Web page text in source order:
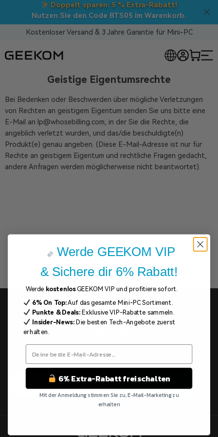
Doppelt sparen: 5 % Extra-Rabatt!
Nutzen Sie den Code BTS05 im Warenkorb.
Kostenloser Versand & 3 Jahre Garantie für Mini-PC
Geistige Eigentumsrechte
Bei Bedenken oder Beschwerden über mögliche Verletzungen
von Rechten an geistigem Eigentum senden Sie uns bitte eine
E-Mail an lp@whosebilling.com, in der Sie die Rechte, die
angeblich verletzt wurden, und das/die beschuldigte(n)
Produkt(e) genau angeben. (Diese E-Mail-Adresse ist nur für
Rechte an geistigem Eigentum und rechtliche Fragen gedacht,
andere Anfragen werden möglicherweise nicht beantwortet).
Abonnieren und 5% Rabatt
Bleiben Sie auf dem Laufenden über unsere neuesten Angebote
und mehr.
Abonnieren
MINI-PCS
Werde GEEKOM VIP
& Sichere dir 6% Rabatt!
Werde kostenlosGEEKOM VIP und profitiere sofort.
6% On Top:Auf das gesamte Mini-PC Sortiment.
Punkte & Deals:Exklusive VIP-Rabatte sammeln.
Insider-News:Die besten Tech-Angebote zuerst
erhalten.
6% Extra-Rabatt freischalten
Mit der Anmeldung stimmen Sie zu, E-Mail-Marketing zu
erhalten